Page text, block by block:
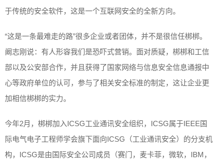
于传统的安全软件，这是一个互联网安全的全新方向。
“这是一条最难走的路”很多企业或者团体，并不是很信任梆梆。
阚志刚说：有人形容我们是恐吓式营销。面对质疑，梆梆和工信
部以及公安部合作，并且获得了国家网络与信息安全信息通报中
心等政府单位的认可，参与了相关安全标准的制定，这让企业更
加相信梆梆的实力。
今年2月，梆梆加入ICSG工业通讯安全组织，ICSG属于IEEE国
际电气电子工程师学会旗下面向ICSG（工业通讯安全）的分支机
构，ICSG是由国际安全公司成员（赛门，麦卡菲，微软，IBM，